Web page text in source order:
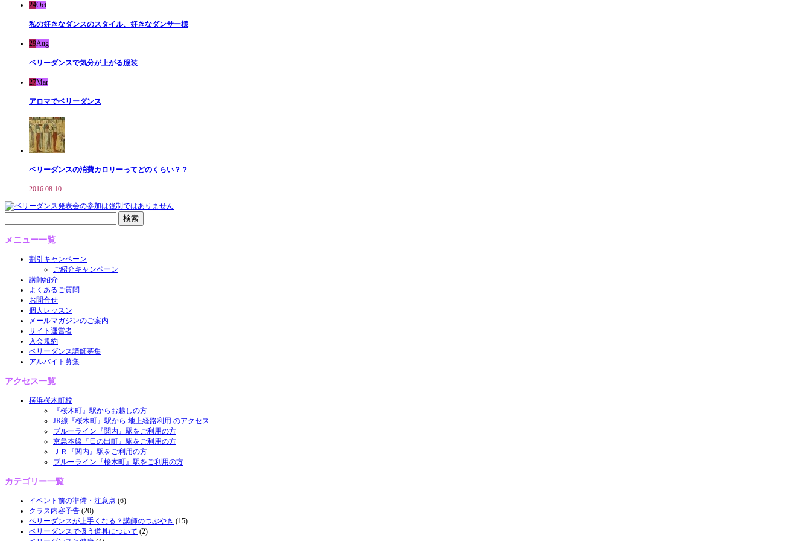
24Oct
私の好きなダンスのスタイル、好きなダンサー様
29Aug
ベリーダンスで気分が上がる服装
27Mar
アロマでベリーダンス
ベリーダンスの消費カロリーってどのくらい？？
2016.08.10
検
索:
メニュー一覧
割引キャンペーン
ご紹介キャンペーン
講師紹介
よくあるご質問
お問合せ
個人レッスン
メールマガジンのご案内
サイト運営者
入会規約
ベリーダンス講師募集
アルバイト募集
アクセス一覧
横浜桜木町校
『桜木町』駅からお越しの方
JR線『桜木町』駅から 地上経路利用 のアクセス
ブルーライン『関内』駅をご利用の方
京急本線『日の出町』駅をご利用の方
ＪＲ『関内』駅をご利用の方
ブルーライン『桜木町』駅をご利用の方
カテゴリー一覧
イベント前の準備・注意点 (6)
クラス内容予告 (20)
ベリーダンスが上手くなる？講師のつぶやき (15)
ベリーダンスで扱う道具について (2)